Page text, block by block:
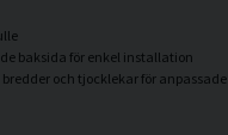
baksida för enkel installation
bredder och tjocklekar för anpassade